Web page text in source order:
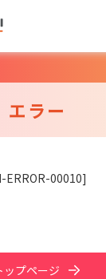
エラー
ERROR-00010]
ップページ